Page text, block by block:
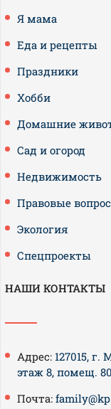
Я мама
Еда и рецепты
Праздники
Хобби
Домашние
Сад и огород
Недвижимость
Правовые
Экология
Спецпроекты
НАШИ КОНТАКТЫ
Адрес: 127015, г.
этаж 8, помещ.
Почта: